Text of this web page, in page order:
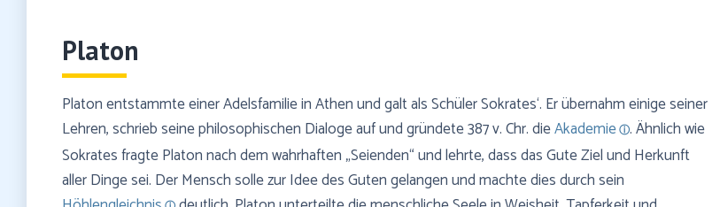
Platon
Platon entstammte einer Adelsfamilie in Athen und galt als Schüler Sokrates‘. Er übernahm einige seiner
Lehren, schrieb seine philosophischen Dialoge auf und gründete 387 v. Chr. dieAkademie . Ähnlich wie
Sokrates fragte Platon nach dem wahrhaften „Seienden“ und lehrte, dass das Gute Ziel und Herkunft
aller Dinge sei. Der Mensch solle zur Idee des Guten gelangen und machte dies durch sein